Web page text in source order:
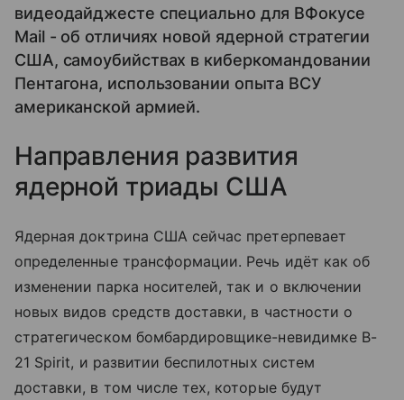
видеодайджесте специально для ВФокусе
Mail - об отличиях новой ядерной стратегии
США, самоубийствах в киберкомандовании
Пентагона, использовании опыта ВСУ
американской армией.
Направления развития
ядерной триады США
Ядерная доктрина США сейчас претерпевает
определенные трансформации. Речь идёт как об
изменении парка носителей, так и о включении
новых видов средств доставки, в частности о
стратегическом бомбардировщике-невидимке B-
21 Spirit, и развитии беспилотных систем
доставки, в том числе тех, которые будут